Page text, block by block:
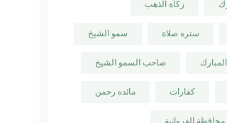
زكاة الذهب
ستره صلاة سمو الشيخ
صاحب السمو الشيخ
كفارات مائده رحمن
محافظة الفروانية